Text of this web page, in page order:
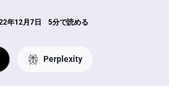
年12月7日 5分で読める
Perplexity